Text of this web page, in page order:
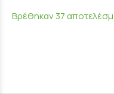
Βρέθηκαν 37